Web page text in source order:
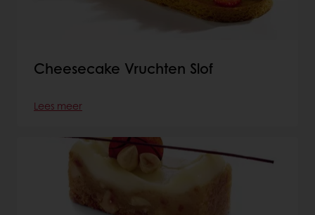
Cheesecake Vruchten Slof
Lees meer